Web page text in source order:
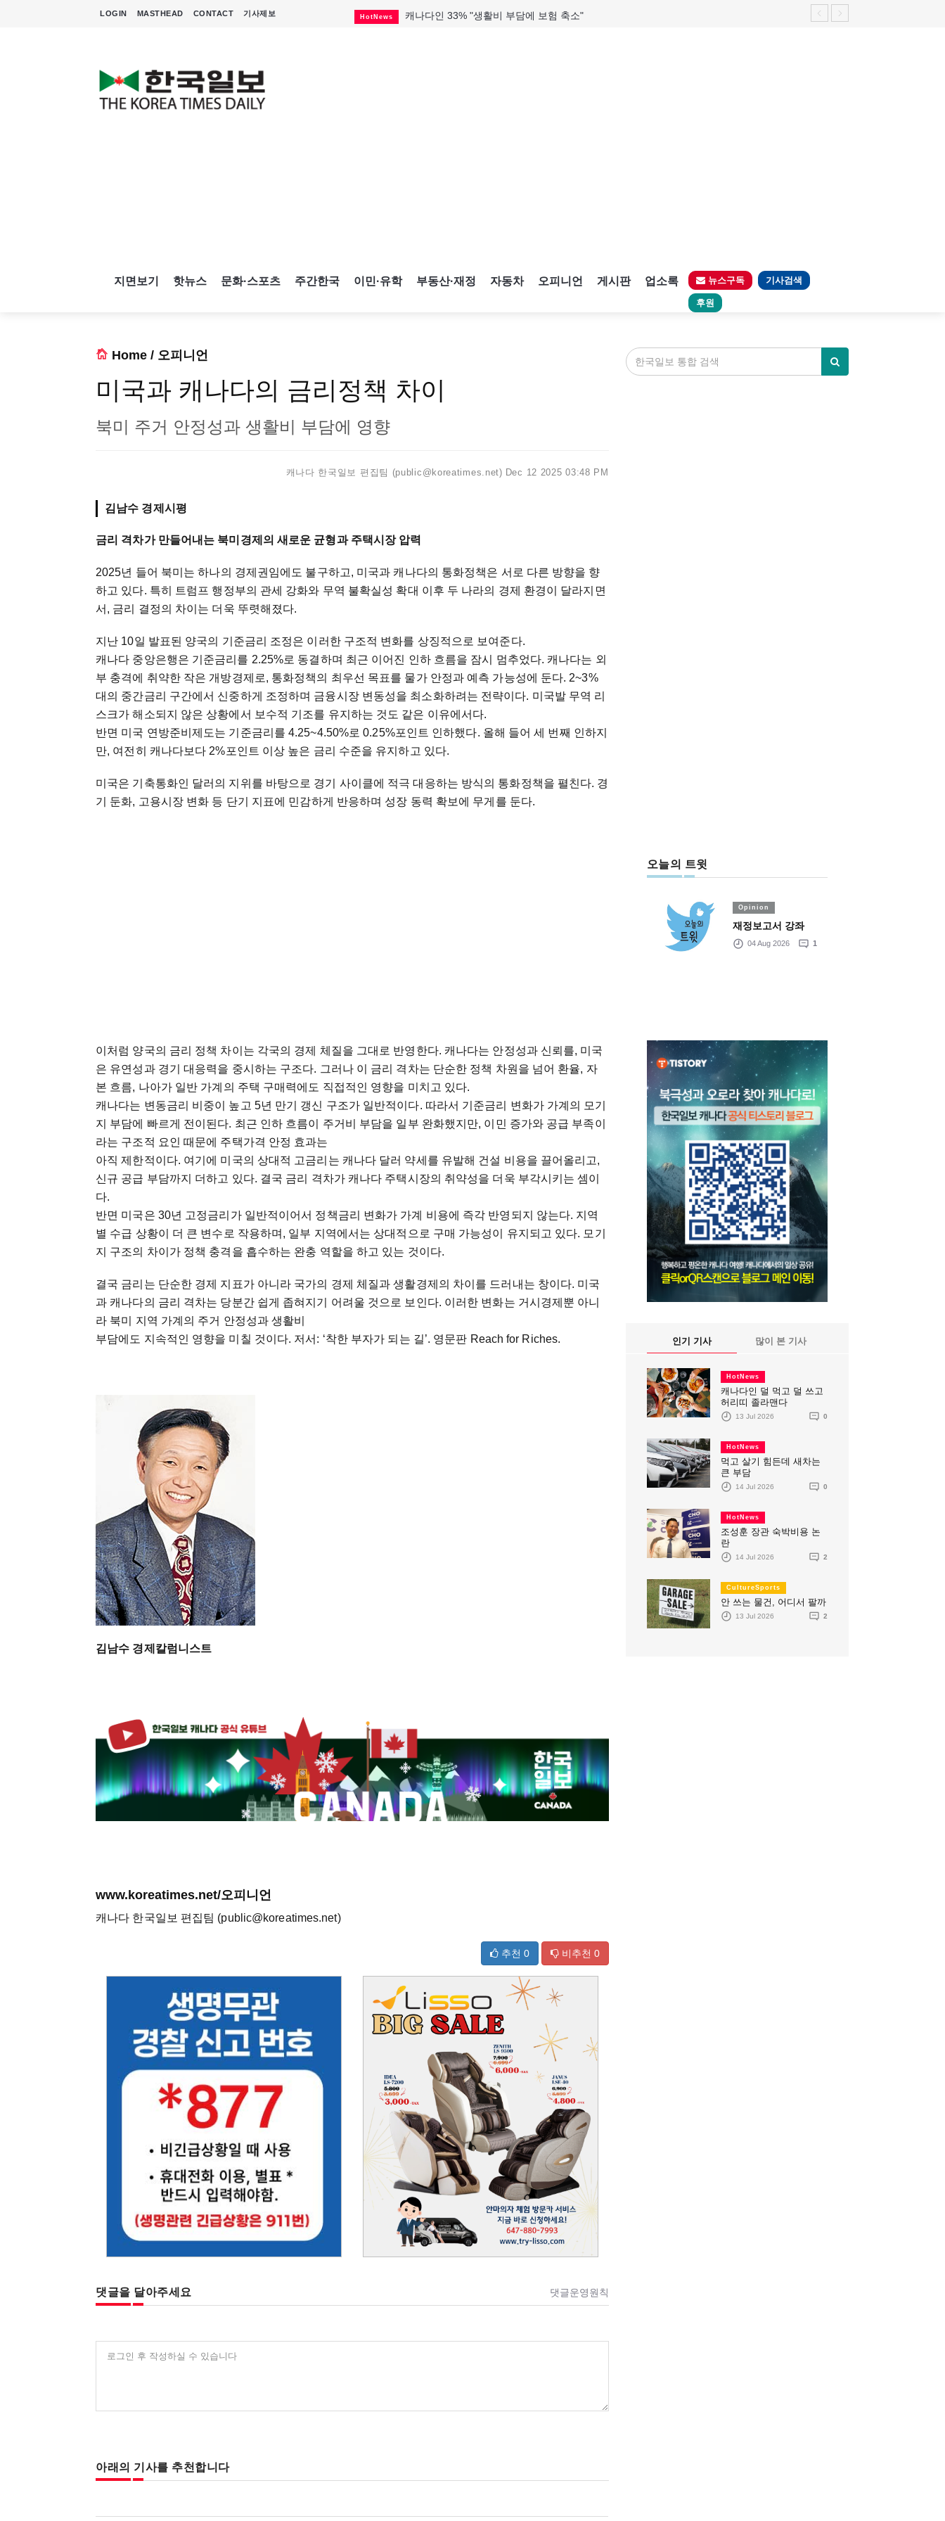
LOGIN MASTHEAD CONTACT 기사제보 HotNews 캐나다인 33% "생활비 부담에 보험 축소"
지면보기 핫뉴스 문화·스포츠 주간한국 이민·유학 부동산·재정 자동차 오피니언 게시판 업소록 뉴스구독 기사검색
후원
Home / 오피니언
미국과 캐나다의 금리정책 차이
북미 주거 안정성과 생활비 부담에 영향
캐나다 한국일보 편집팀 (public@koreatimes.net) Dec 12 2025 03:48 PM
김남수 경제시평
금리 격차가 만들어내는 북미경제의 새로운 균형과 주택시장 압력
2025년 들어 북미는 하나의 경제권임에도 불구하고, 미국과 캐나다의 통화정책은 서로 다른 방향을 향
하고 있다. 특히 트럼프 행정부의 관세 강화와 무역 불확실성 확대 이후 두 나라의 경제 환경이 달라지면
서, 금리 결정의 차이는 더욱 뚜렷해졌다.
지난 10일 발표된 양국의 기준금리 조정은 이러한 구조적 변화를 상징적으로 보여준다.
캐나다 중앙은행은 기준금리를 2.25%로 동결하며 최근 이어진 인하 흐름을 잠시 멈추었다. 캐나다는 외
부 충격에 취약한 작은 개방경제로, 통화정책의 최우선 목표를 물가 안정과 예측 가능성에 둔다. 2~3%
대의 중간금리 구간에서 신중하게 조정하며 금융시장 변동성을 최소화하려는 전략이다. 미국발 무역 리
스크가 해소되지 않은 상황에서 보수적 기조를 유지하는 것도 같은 이유에서다.
반면 미국 연방준비제도는 기준금리를 4.25~4.50%로 0.25%포인트 인하했다. 올해 들어 세 번째 인하지
만, 여전히 캐나다보다 2%포인트 이상 높은 금리 수준을 유지하고 있다.
미국은 기축통화인 달러의 지위를 바탕으로 경기 사이클에 적극 대응하는 방식의 통화정책을 펼친다. 경
기 둔화, 고용시장 변화 등 단기 지표에 민감하게 반응하며 성장 동력 확보에 무게를 둔다.
이처럼 양국의 금리 정책 차이는 각국의 경제 체질을 그대로 반영한다. 캐나다는 안정성과 신뢰를, 미국
은 유연성과 경기 대응력을 중시하는 구조다. 그러나 이 금리 격차는 단순한 정책 차원을 넘어 환율, 자
본 흐름, 나아가 일반 가계의 주택 구매력에도 직접적인 영향을 미치고 있다.
캐나다는 변동금리 비중이 높고 5년 만기 갱신 구조가 일반적이다. 따라서 기준금리 변화가 가계의 모기
지 부담에 빠르게 전이된다. 최근 인하 흐름이 주거비 부담을 일부 완화했지만, 이민 증가와 공급 부족이
라는 구조적 요인 때문에 주택가격 안정 효과는
아직 제한적이다. 여기에 미국의 상대적 고금리는 캐나다 달러 약세를 유발해 건설 비용을 끌어올리고,
신규 공급 부담까지 더하고 있다. 결국 금리 격차가 캐나다 주택시장의 취약성을 더욱 부각시키는 셈이
다.
반면 미국은 30년 고정금리가 일반적이어서 정책금리 변화가 가계 비용에 즉각 반영되지 않는다. 지역
별 수급 상황이 더 큰 변수로 작용하며, 일부 지역에서는 상대적으로 구매 가능성이 유지되고 있다. 모기
지 구조의 차이가 정책 충격을 흡수하는 완충 역할을 하고 있는 것이다.
결국 금리는 단순한 경제 지표가 아니라 국가의 경제 체질과 생활경제의 차이를 드러내는 창이다. 미국
과 캐나다의 금리 격차는 당분간 쉽게 좁혀지기 어려울 것으로 보인다. 이러한 변화는 거시경제뿐 아니
라 북미 지역 가계의 주거 안정성과 생활비
부담에도 지속적인 영향을 미칠 것이다. 저서: ‘착한 부자가 되는 길’. 영문판 Reach for Riches.
김남수 경제칼럼니스트
www.koreatimes.net/오피니언
캐나다 한국일보 편집팀 (public@koreatimes.net)
추천 0 비추천 0
댓글을 달아주세요 댓글운영원칙
로그인 후 작성하실 수 있습니다
아래의 기사를 추천합니다
오늘의 트윗
Opinion
재정보고서 강좌
04 Aug 2026 1
인기 기사 많이 본 기사
HotNews
캐나다인 덜 먹고 덜 쓰고
허리띠 졸라맨다
13 Jul 2026 0
HotNews
먹고 살기 힘든데 새차는
큰 부담
14 Jul 2026 0
HotNews
조성훈 장관 숙박비용 논
란
14 Jul 2026 2
CultureSports
안 쓰는 물건, 어디서 팔까
13 Jul 2026 2